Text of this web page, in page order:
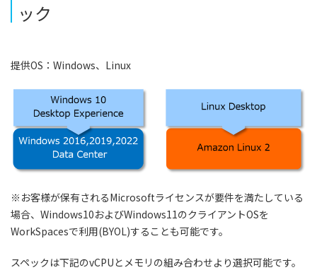
ック
提供OS：Windows、Linux
※お客様が保有されるMicrosoftライセンスが要件を満たしている
場合、Windows10およびWindows11のクライアントOSを
WorkSpacesで利用(BYOL)することも可能です。
スペックは下記のvCPUとメモリの組み合わせより選択可能です。